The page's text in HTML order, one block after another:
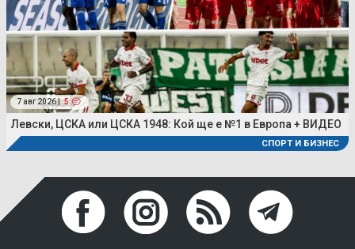
7 авг 2026 | 5
Левски, ЦСКА или ЦСКА 1948: Кой ще е №1 в Европа + ВИДЕО
СПОРТ И БИЗНЕС